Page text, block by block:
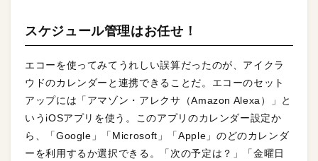
スケジュール管理はお任せ！
エコーを使ってみてうれしい誤算だったのが、アイクラ
ウドのカレンダーと連携できることだ。エコーのセット
アップには「アマゾン・アレクサ（Amazon Alexa）」と
いうiOSアプリを使う。このアプリのカレンダー設定か
ら、「Google」「Microsoft」「Apple」のどのカレンダ
ーを利用するか選択できる。「次の予定は？」「金曜日